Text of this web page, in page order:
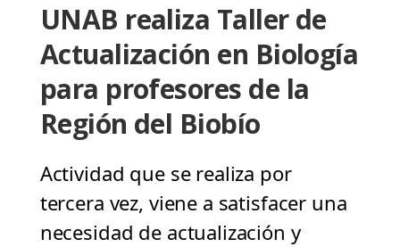
UNAB realiza Taller de
Actualización en Biología
para profesores de la
Región del Biobío
Actividad que se realiza por
tercera vez, viene a satisfacer una
necesidad de actualización y